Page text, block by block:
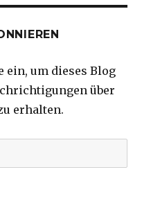
ein, um dieses Blog
über
erhalten.